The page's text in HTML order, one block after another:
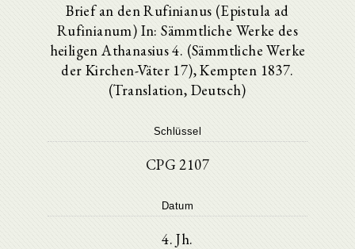
Brief an den Rufinianus (Epistula ad
Rufinianum) In: Sämmtliche Werke des
heiligen Athanasius 4. (Sämmtliche Werke
der Kirchen-Väter 17), Kempten 1837.
(Translation, Deutsch)
Schlüssel
CPG 2107
Datum
4. Jh.